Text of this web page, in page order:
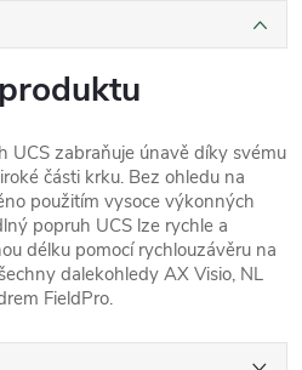
UCS zabraňuje únavě díky svému
části krku. Bez ohledu na
použitím vysoce výkonných
popruh UCS lze rychle a
délku pomocí rychlouzávěru na
dalekohledy AX Visio, NL
FieldPro.